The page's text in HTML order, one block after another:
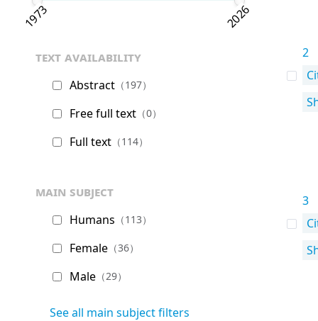
1973 2026
text availability
Abstract （197）
Free full text （0）
Full text （114）
main subject
Humans （113）
Female （36）
Male （29）
See all main subject filters
2
3